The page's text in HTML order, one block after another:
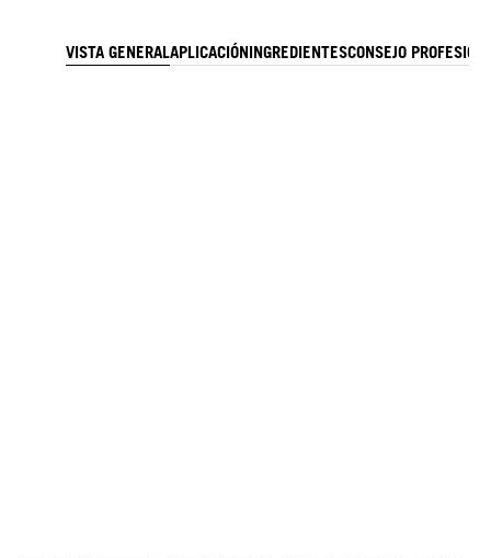
VISTA GENERALAPLICACIÓNINGREDIENTESCONSEJO